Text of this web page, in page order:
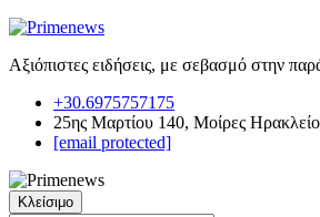
Αξιόπιστες ειδήσεις, με σεβασμό στην
+30.6975757175
25ης Μαρτίου 140, Μοίρες
[email protected]
Κλείσιμο